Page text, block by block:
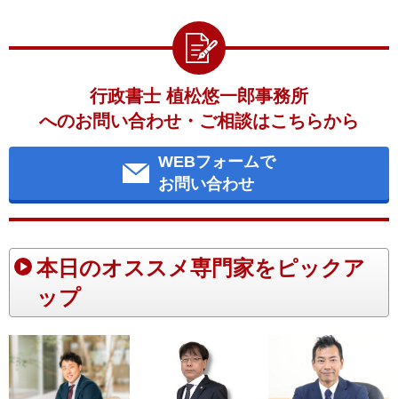
行政書士 植松悠一郎事務所
へのお問い合わせ・ご相談はこちらから
WEBフォームで
お問い合わせ
本日のオススメ専門家をピックア
ップ